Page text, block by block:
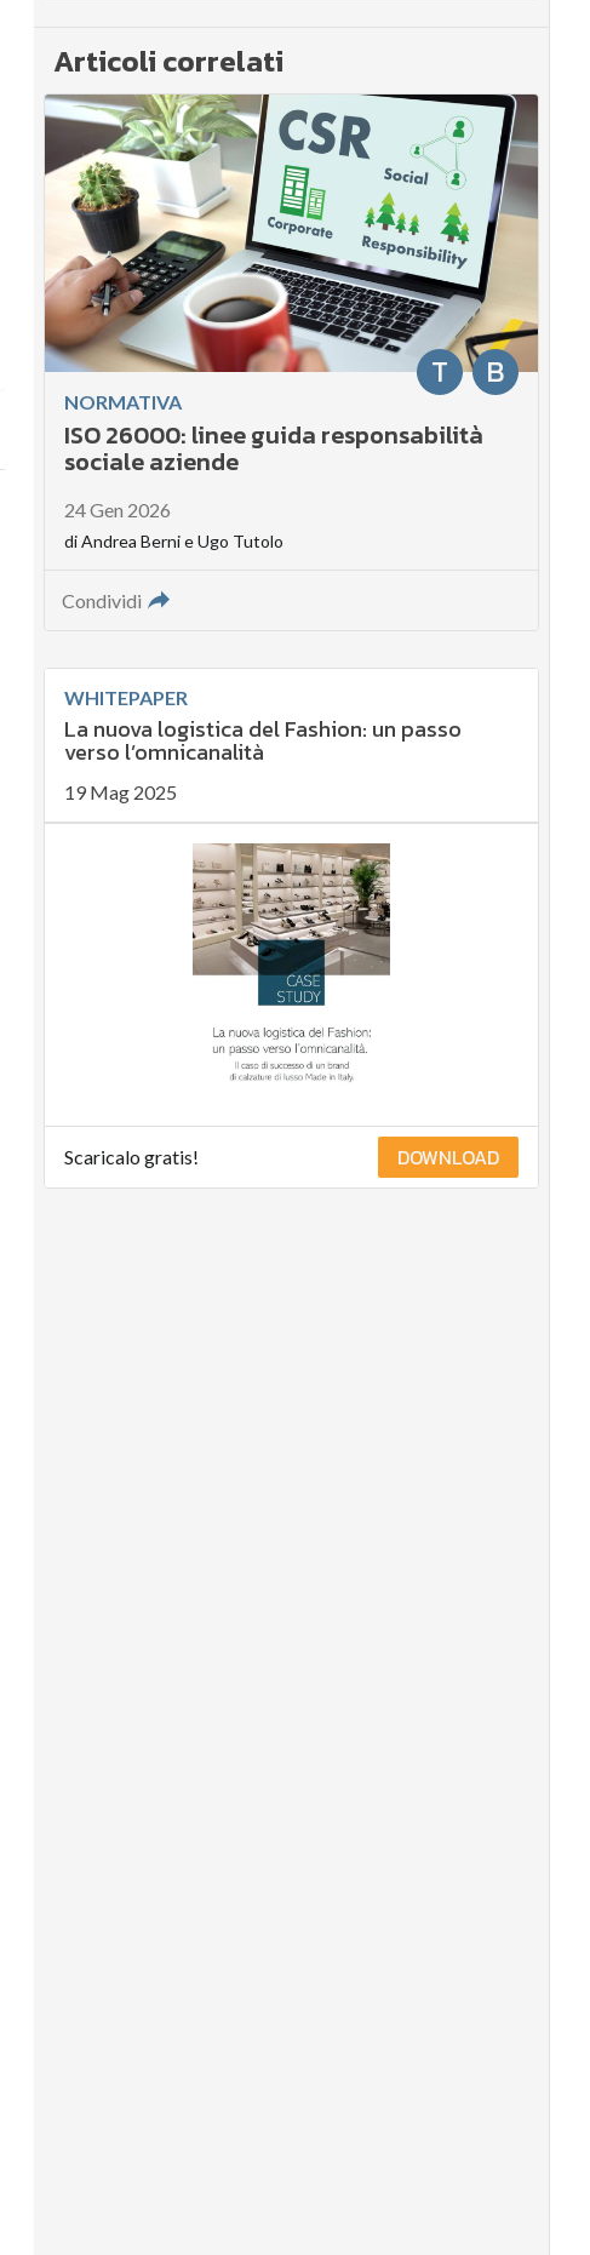
Articoli correlati
B
T
NORMATIVA
ISO 26000: linee guida responsabilità
sociale aziende
24 Gen 2026
diAndrea BernieUgo Tutolo
Condividi
WHITEPAPER
La nuova logistica del Fashion: un passo
verso l’omnicanalità
19 Mag 2025
Scaricalo gratis! DOWNLOAD